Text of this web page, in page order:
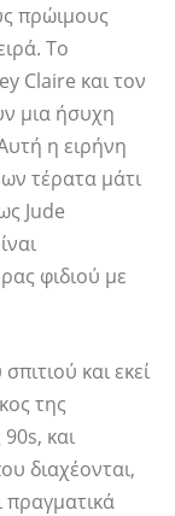
πρώιμους
Το
Claire και τον
μια ήσυχη
η ειρήνη
τέρατα μάτι
Jude
φιδιού με
και εκεί
της
και
διαχέονται,
πραγματικά